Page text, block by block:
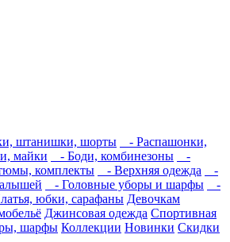
штанишки, шорты
- Распашонки,
майки - Боди, комбинезоны
-
комплекты - Верхняя одежда
-
- Головные уборы и шарфы
-
юбки, сарафаны Девочкам
Джинсовая одежда Спортивная
шарфы Коллекции Новинки Скидки